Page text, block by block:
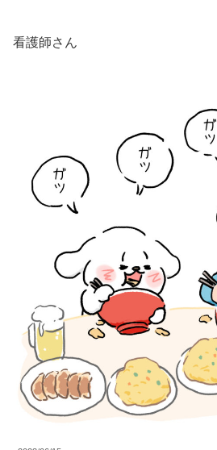
看護師さん